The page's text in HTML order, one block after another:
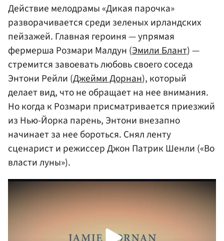
Действие мелодрамы «Дикая парочка»
разворачивается среди зеленых ирландских
пейзажей. Главная героиня — упрямая
фермерша Розмари Малдун (Эмили Блант) —
стремится завоевать любовь своего соседа
Энтони Рейли (Джейми Дорнан), который
делает вид, что не обращает на нее внимания.
Но когда к Розмари присматривается приезжий
из Нью-Йорка парень, Энтони внезапно
начинает за нее бороться. Снял ленту
сценарист и режиссер Джон Патрик Шенли («Во
власти луны»).